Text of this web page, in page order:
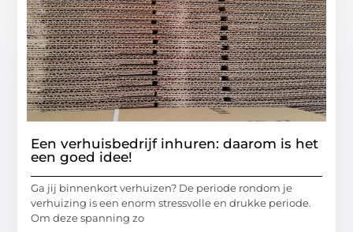
Een verhuisbedrijf inhuren: daarom is het
een goed idee!
Ga jij binnenkort verhuizen? De periode rondom je
verhuizing is een enorm stressvolle en drukke periode.
Om deze spanning zo